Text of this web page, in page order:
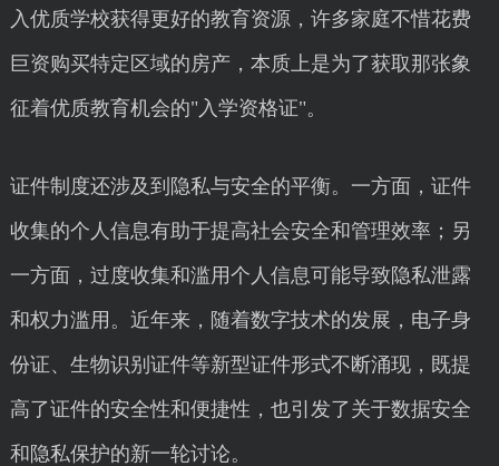
入优质学校获得更好的教育资源，许多家庭不惜花费
巨资购买特定区域的房产，本质上是为了获取那张象
征着优质教育机会的"入学资格证"。
证件制度还涉及到隐私与安全的平衡。一方面，证件
收集的个人信息有助于提高社会安全和管理效率；另
一方面，过度收集和滥用个人信息可能导致隐私泄露
和权力滥用。近年来，随着数字技术的发展，电子身
份证、生物识别证件等新型证件形式不断涌现，既提
高了证件的安全性和便捷性，也引发了关于数据安全
和隐私保护的新一轮讨论。